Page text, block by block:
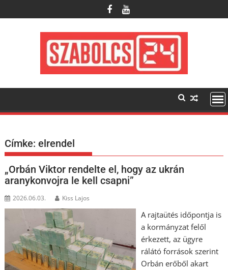
to
Címke:elrendel
„Orbán Viktor rendelte el, hogy az ukrán
aranykonvojra le kell csapni”
2026.06.03. Kiss Lajos
A rajtaütés időpontja is
a kormányzat felől
érkezett, az ügyre
rálátó források szerint
Orbán erőből akart